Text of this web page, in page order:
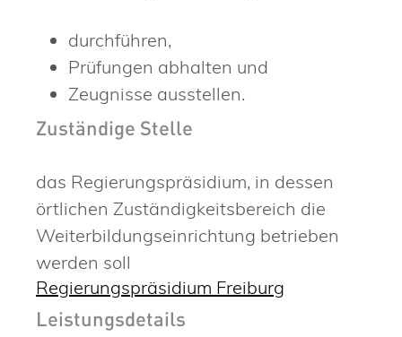
durchführen,
Prüfungen abhalten und
Zeugnisse ausstellen.
Zuständige Stelle
das Regierungspräsidium, in dessen
örtlichen Zuständigkeitsbereich die
Weiterbildungseinrichtung betrieben
werden soll
Regierungspräsidium Freiburg
Leistungsdetails